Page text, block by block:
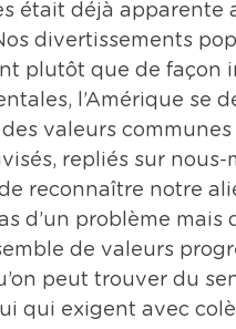
était déjà apparente
divertissements
plutôt que de façon
l’Amérique se
valeurs
repliés sur nous-
reconnaître notre
d’un problème
de valeurs
peut trouver du
qui exigent avec